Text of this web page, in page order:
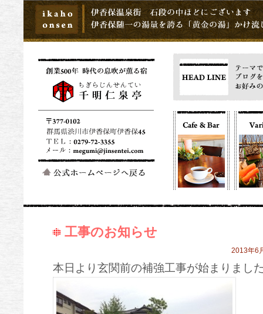
工事のお知らせ
2013年6
本日より玄関前の補強工事が始まりまし